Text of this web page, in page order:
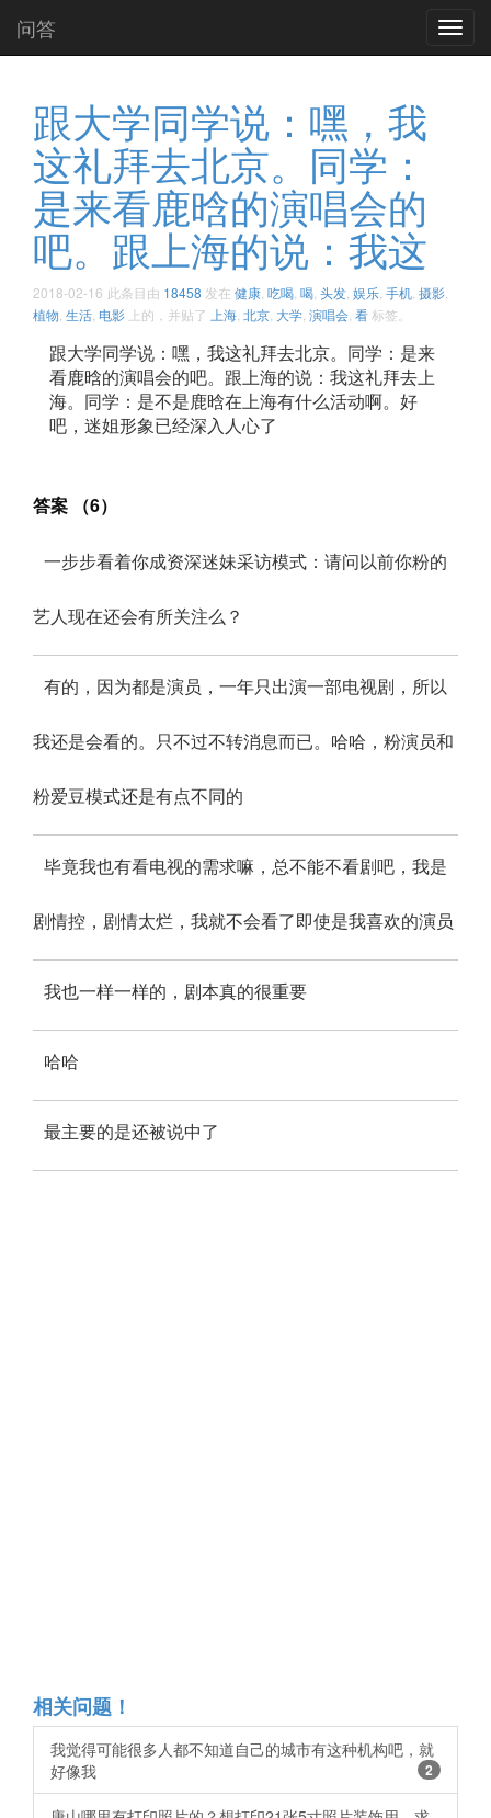
问答
跟大学同学说：嘿，我
这礼拜去北京。同学：
是来看鹿晗的演唱会的
吧。跟上海的说：我这
2018-02-16 此条目由 18458 发在 健康 吃喝 喝 头发 娱乐 手机 摄影
植物 生活 电影 上的，并贴了 上海 北京 大学 演唱会 看标签。
跟大学同学说：嘿，我这礼拜去北京。同学：是来
看鹿晗的演唱会的吧。跟上海的说：我这礼拜去上
海。同学：是不是鹿晗在上海有什么活动啊。好
吧，迷姐形象已经深入人心了 ​​​​
答案 （6）
一步步看着你成资深迷妹采访模式：请问以前你粉的
艺人现在还会有所关注么？
有的，因为都是演员，一年只出演一部电视剧，所以
我还是会看的。只不过不转消息而已。哈哈，粉演员和
粉爱豆模式还是有点不同的
毕竟我也有看电视的需求嘛，总不能不看剧吧，我是
剧情控，剧情太烂，我就不会看了即使是我喜欢的演员
我也一样一样的，剧本真的很重要
哈哈
最主要的是还被说中了
相关问题！
我觉得可能很多人都不知道自己的城市有这种机构吧，就
好像我
2